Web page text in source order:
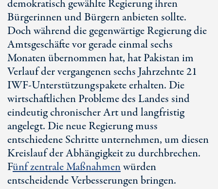
demokratisch gewählte Regierung ihren
Bürgerinnen und Bürgern anbieten sollte.
Doch während die gegenwärtige Regierung die
Amtsgeschäfte vor gerade einmal sechs
Monaten übernommen hat, hat Pakistan im
Verlauf der vergangenen sechs Jahrzehnte 21
IWF-Unterstützungspakete erhalten. Die
wirtschaftlichen Probleme des Landes sind
eindeutig chronischer Art und langfristig
angelegt. Die neue Regierung muss
entschiedene Schritte unternehmen, um diesen
Kreislauf der Abhängigkeit zu durchbrechen.
Fünf zentrale Maßnahmenwürden
entscheidende Verbesserungen bringen.